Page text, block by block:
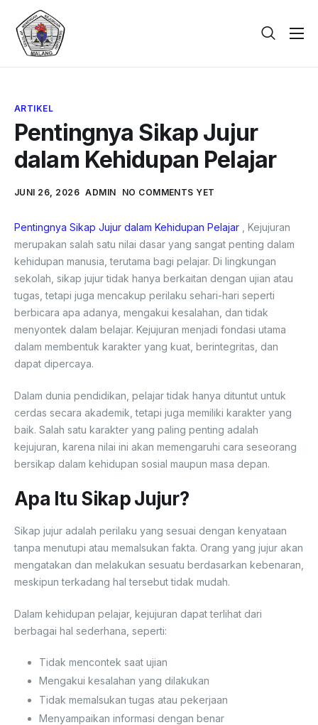
Beranda
Galeri
ARTIKEL
Pentingnya Sikap Jujur
dalam Kehidupan Pelajar
JUNI 26, 2026 ADMIN NO COMMENTS YET
Pentingnya Sikap Jujur dalam Kehidupan Pelajar , Kejujuran
merupakan salah satu nilai dasar yang sangat penting dalam
kehidupan manusia, terutama bagi pelajar. Di lingkungan
sekolah, sikap jujur tidak hanya berkaitan dengan ujian atau
tugas, tetapi juga mencakup perilaku sehari-hari seperti
berbicara apa adanya, mengakui kesalahan, dan tidak
menyontek dalam belajar. Kejujuran menjadi fondasi utama
dalam membentuk karakter yang kuat, berintegritas, dan
dapat dipercaya.
Dalam dunia pendidikan, pelajar tidak hanya dituntut untuk
cerdas secara akademik, tetapi juga memiliki karakter yang
baik. Salah satu karakter yang paling penting adalah
kejujuran, karena nilai ini akan memengaruhi cara seseorang
bersikap dalam kehidupan sosial maupun masa depan.
Apa Itu Sikap Jujur?
Sikap jujur adalah perilaku yang sesuai dengan kenyataan
tanpa menutupi atau memalsukan fakta. Orang yang jujur akan
mengatakan dan melakukan sesuatu berdasarkan kebenaran,
meskipun terkadang hal tersebut tidak mudah.
Dalam kehidupan pelajar, kejujuran dapat terlihat dari
berbagai hal sederhana, seperti:
Tidak mencontek saat ujian
Mengakui kesalahan yang dilakukan
Tidak memalsukan tugas atau pekerjaan
Menyampaikan informasi dengan benar